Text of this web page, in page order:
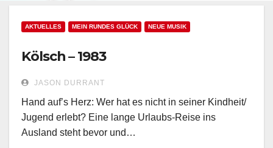
AKTUELLES MEIN RUNDES GLÜCK NEUE MUSIK
Kölsch – 1983
JASON DURRANT
Hand auf’s Herz: Wer hat es nicht in seiner Kindheit/
Jugend erlebt? Eine lange Urlaubs-Reise ins
Ausland steht bevor und…